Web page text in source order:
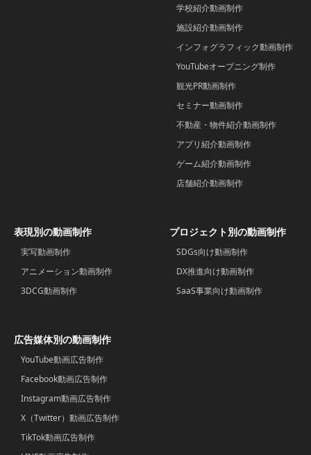
学校紹介動画制作
施設紹介動画制作
インフォグラフィック動画制作
YouTubeオープニング制作
観光PR動画制作
セミナー動画制作
不動産・物件紹介動画制作
アプリ紹介動画制作
ゲーム紹介動画制作
店舗紹介動画制作
表現別の動画制作
実写動画制作
アニメーション動画制作
3DCG動画制作
プロジェクト別の動画制作
SDGs向け動画制作
DX推進向け動画制作
SaaS事業向け動画制作
広告媒体別の動画制作
YouTube動画広告制作
Facebook動画広告制作
Instagram動画広告制作
X（Twitter）動画広告制作
TikTok動画広告制作